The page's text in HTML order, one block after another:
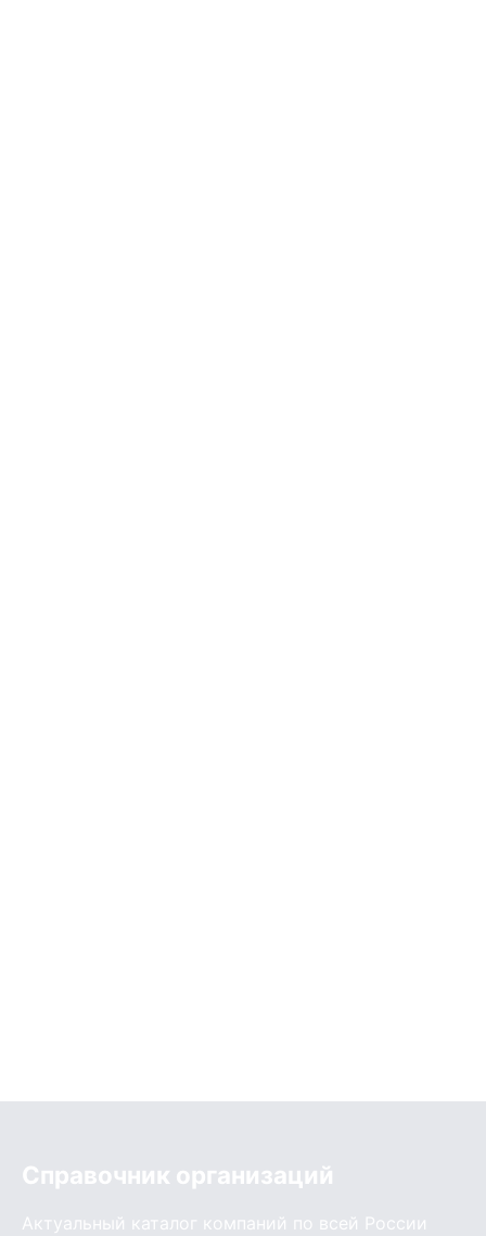
Справочник организаций
Актуальный каталог компаний по всей России